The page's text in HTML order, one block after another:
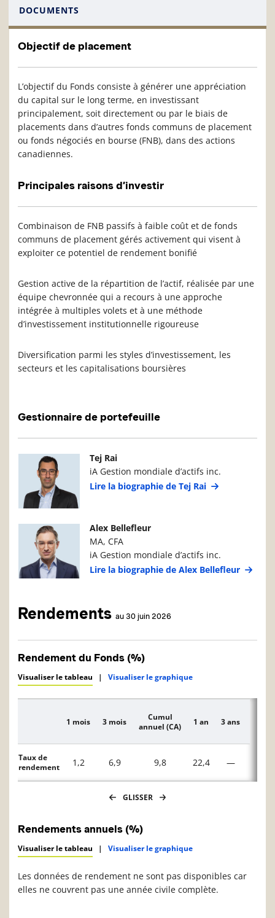
DOCUMENTS
Objectif de placement
L’objectif du Fonds consiste à générer une appréciation
du capital sur le long terme, en investissant
principalement, soit directement ou par le biais de
placements dans d’autres fonds communs de placement
ou fonds négociés en bourse (FNB), dans des actions
canadiennes.
Principales raisons d’investir
Combinaison de FNB passifs à faible coût et de fonds
communs de placement gérés activement qui visent à
exploiter ce potentiel de rendement bonifié
Gestion active de la répartition de l’actif, réalisée par une
équipe chevronnée qui a recours à une approche
intégrée à multiples volets et à une méthode
d’investissement institutionnelle rigoureuse
Diversification parmi les styles d’investissement, les
secteurs et les capitalisations boursières
Gestionnaire de portefeuille
Photo du gestionnaire de portefeuille
Tej Rai
iA Gestion mondiale d’actifs inc.
Lire la biographie de Tej Rai
Photo du gestionnaire de portefeuille
Alex Bellefleur
MA, CFA
iA Gestion mondiale d’actifs inc.
Lire la biographie de Alex Bellefleur
Rendements au 30 juin 2026
Rendement du Fonds (%)
Visualiser le tableau | Visualiser le graphique
Description
1 mois 3 mois
Cumul
annuel (CA)
1 an 3 ans
Taux de
rendement
1,2 6,9 9,8 22,4 —
GLISSER
Rendements annuels (%)
Visualiser le tableau | Visualiser le graphique
Les données de rendement ne sont pas disponibles car
elles ne couvrent pas une année civile complète.